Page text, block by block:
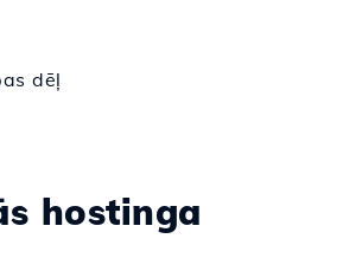
dēļ
hostinga